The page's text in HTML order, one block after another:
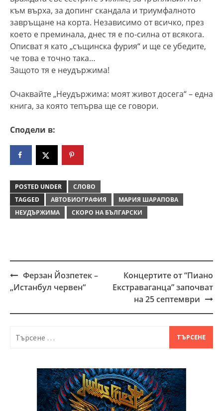
към върха, за допинг скандала и триумфалното
завръщане на корта. Независимо от всичко, през
което е преминала, днес тя е по-силна от всякога.
Описват я като „същинска фурия“ и ще се убедите,
че това е точно така…
Защото тя е неудържима!
Очаквайте „Неудържима: моят живот досега“ – една
книга, за която тепърва ще се говори.
Сподели в:
POSTED UNDER
СЛОВО
TAGGED
АВТОБИОГРАФИЯ
МАРИЯ ШАРАПОВА
НЕУДЪРЖИМА
СКОРО НА БЪЛГАРСКИ
Post
navigation
Ферзан Йозпетек –
„Истанбул червен“
Концертите от “Пиано
Екстраваганца” започват
на 25 септември
Търсене
за: